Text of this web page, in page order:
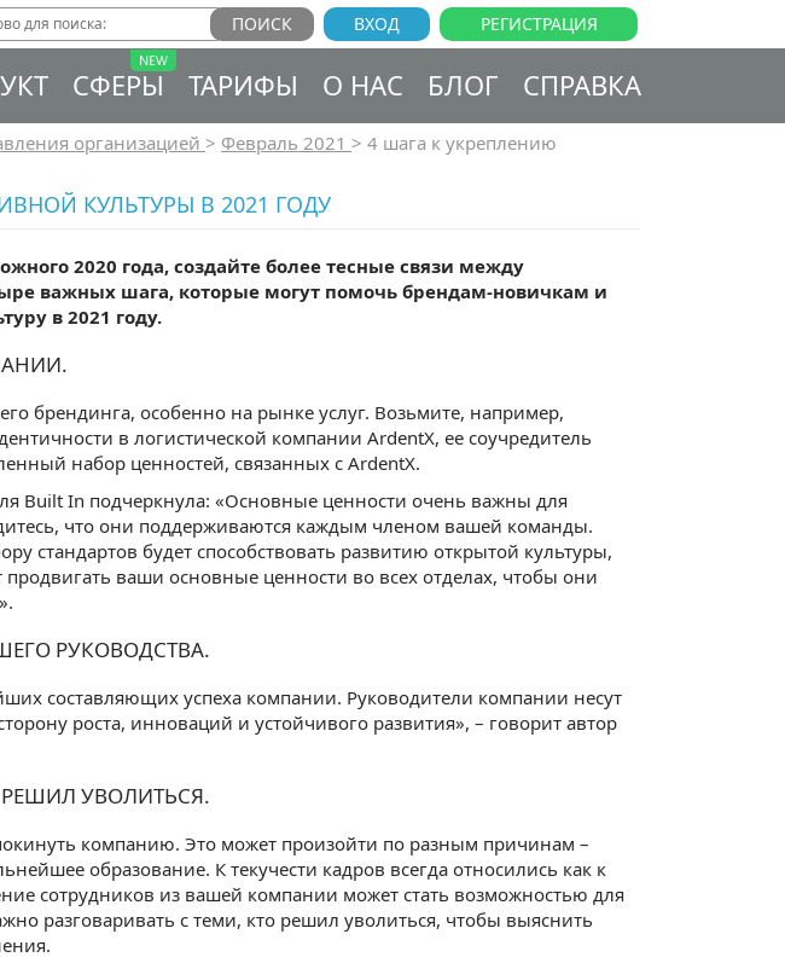
РЕГИСТРАЦИЯ
ВХОД
СФЕРЫ ТАРИФЫ О НАС БЛОГ СПРАВКА
организацией > Февраль 2021 > 4 шага к укреплению
КУЛЬТУРЫ В 2021 ГОДУ
2020 года, создайте более тесные связи между
важных шага, которые могут помочь брендам-новичкам и
в 2021 году.
брендинга, особенно на рынке услуг. Возьмите, например,
в логистической компании ArdentX, ее соучредитель
набор ценностей, связанных с ArdentX.
Built In подчеркнула: «Основные ценности очень важны для
что они поддерживаются каждым членом вашей команды.
стандартов будет способствовать развитию открытой культуры,
ваши основные ценности во всех отделах, чтобы они
РУКОВОДСТВА.
составляющих успеха компании. Руководители компании несут
роста, инноваций и устойчивого развития», – говорит автор
УВОЛИТЬСЯ.
компанию. Это может произойти по разным причинам –
образование. К текучести кадров всегда относились как к
сотрудников из вашей компании может стать возможностью для
разговаривать с теми, кто решил уволиться, чтобы выяснить